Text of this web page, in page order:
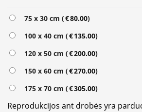
75 x 30 cm (€80.00)
100 x 40 cm (€135.00)
120 x 50 cm (€200.00)
150 x 60 cm (€270.00)
175 x 70 cm (€305.00)
Reprodukcijos ant drobės yra
Alternative: